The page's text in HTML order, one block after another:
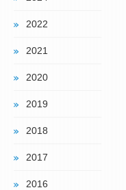
2022
2021
2020
2019
2018
2017
2016